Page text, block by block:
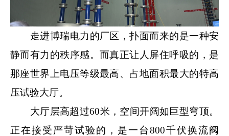
走进博瑞电力的厂区，扑面而来的是一种安
静而有力的秩序感。而真正让人屏住呼吸的，是
那座世界上电压等级最高、占地面积最大的特高
压试验大厅。
大厅层高超过60米，空间开阔如巨型穹顶。
正在接受严苛试验的，是一台800千伏换流阀